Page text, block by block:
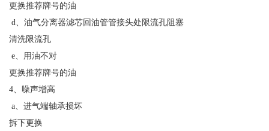
更换推荐牌号的油
d、油气分离器滤芯回油管管接头处限流孔阻塞
清洗限流孔
e、用油不对
更换推荐牌号的油
4、噪声增高
a、进气端轴承损坏
拆下更换